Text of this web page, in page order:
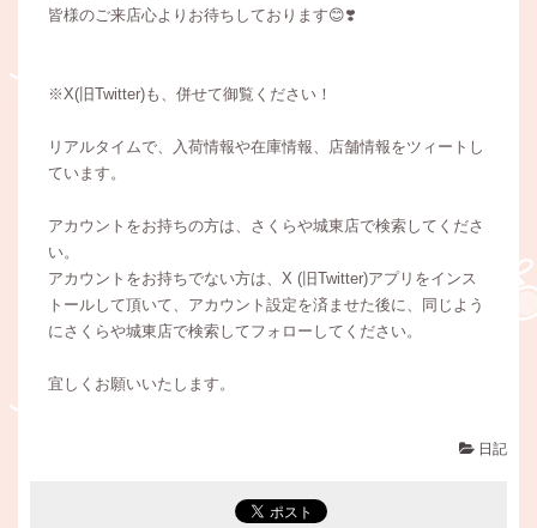
皆様のご来店心よりお待ちしております😊❣️
※X(旧Twitter)も、併せて御覧ください！
リアルタイムで、入荷情報や在庫情報、店舗情報をツィートし
ています。
アカウントをお持ちの方は、さくらや城東店で検索してくださ
い。
アカウントをお持ちでない方は、X (旧Twitter)アプリをインス
トールして頂いて、アカウント設定を済ませた後に、同じよう
にさくらや城東店で検索してフォローしてください。
宜しくお願いいたします。
日記